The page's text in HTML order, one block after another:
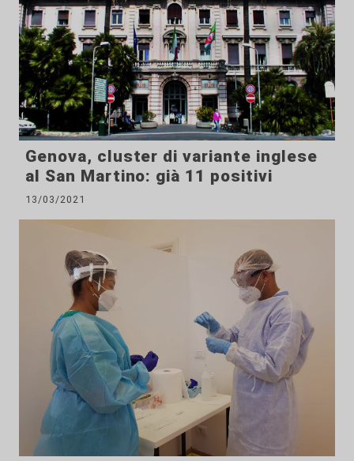
Genova, cluster di variante inglese
al San Martino: già 11 positivi
13/03/2021